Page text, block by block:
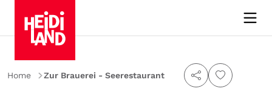
Home Zur Brauerei - Seerestaurant